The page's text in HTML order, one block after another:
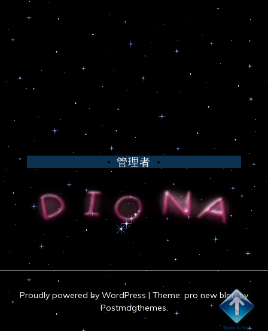
管理者
Proudly powered by WordPress | Theme: pro new blog by
Postmagthemes.